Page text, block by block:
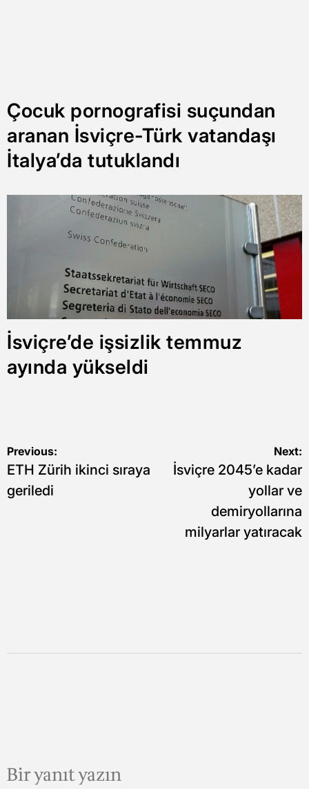
Çocuk pornografisi suçundan
aranan İsviçre-Türk vatandaşı
İtalya’da tutuklandı
İsviçre’de işsizlik temmuz
ayında yükseldi
Yazı
gezinmesi
Previous:
ETH Zürih ikinci sıraya
geriledi
Next:
İsviçre 2045’e kadar
yollar ve
demiryollarına
milyarlar yatıracak
Bir yanıt yazın